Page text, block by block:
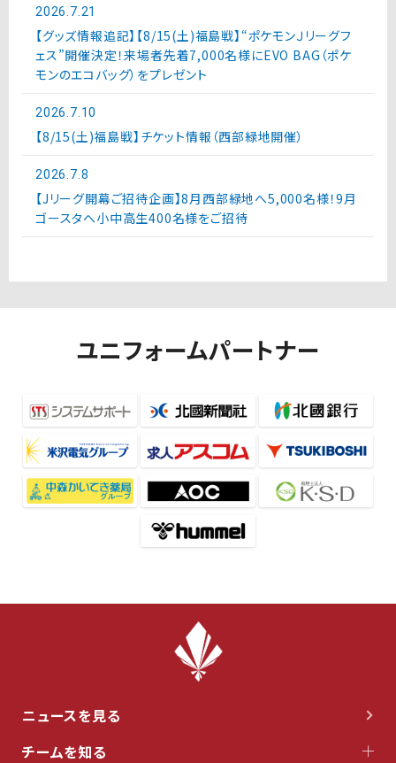
2026.7.21
【グッズ情報追記】【8/15(土)福島戦】“ポケモンＪリーグフ
ェス”開催決定！来場者先着7,000名様にEVO BAG（ポケ
モンのエコバッグ）をプレゼント
2026.7.10
【8/15(土)福島戦】チケット情報（西部緑地開催）
2026.7.8
【Jリーグ開幕ご招待企画】8月西部緑地へ5,000名様！9月
ゴースタへ小中高生400名様をご招待
ユニフォームパートナー
ニュースを見る
チームを知る